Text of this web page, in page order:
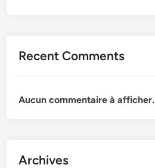
Recent Comments
Aucun commentaire à afficher.
Archives